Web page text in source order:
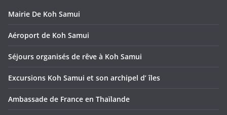
Mairie De Koh Samui
Aéroport de Koh Samui
Séjours organisés de rêve à Koh Samui
Excursions Koh Samui et son archipel d’ îles
Ambassade de France en Thaïlande